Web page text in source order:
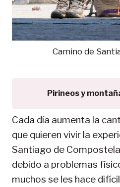
Camino de
Pirineos y
Cada día aumenta la
que quieren vivir la
Santiago de
debido a problemas
muchos se les hace